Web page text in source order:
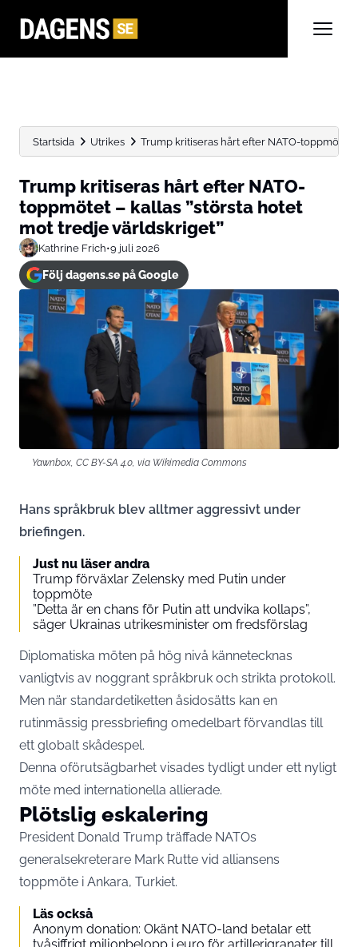
Startsida Utrikes Trump kritiseras hårt efter NATO-toppmötet
Trump kritiseras hårt efter NATO-
toppmötet – kallas ”största hotet
mot tredje världskriget”
Kathrine Frich•9 juli 2026
Följ dagens.se på Google
Yawnbox, CC BY-SA 4.0, via Wikimedia Commons
Hans språkbruk blev alltmer aggressivt under
briefingen.
Just nu läser andra
Trump förväxlar Zelensky med Putin under
toppmöte
”Detta är en chans för Putin att undvika kollaps”,
säger Ukrainas utrikesminister om fredsförslag
Diplomatiska möten på hög nivå kännetecknas
vanligtvis av noggrant språkbruk och strikta protokoll.
Men när standardetiketten åsidosätts kan en
rutinmässig pressbriefing omedelbart förvandlas till
ett globalt skådespel.
Denna oförutsägbarhet visades tydligt under ett nyligt
möte med internationella allierade.
Plötslig eskalering
President Donald Trump träffade NATOs
generalsekreterare Mark Rutte vid alliansens
toppmöte i Ankara, Turkiet.
Läs också
Anonym donation: Okänt NATO-land betalar ett